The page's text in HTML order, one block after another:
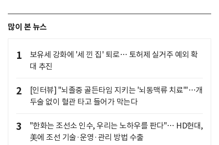
많이 본 뉴스
1
보유세 강화에 '세 낀 집' 퇴로… 토허제 실거주 예외 확
대 추진
2
[인터뷰] "뇌졸중 골든타임 지키는 '뇌동맥류 치료'"…개
두술 없이 혈관 타고 들어가 막는다
3
"한화는 조선소 인수, 우리는 노하우를 판다"… HD현대,
美에 조선 기술·운영·관리 방법 수출